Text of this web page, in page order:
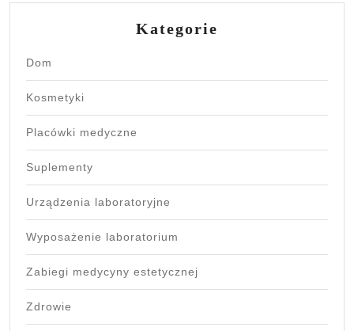
Kategorie
Dom
Kosmetyki
Placówki medyczne
Suplementy
Urządzenia laboratoryjne
Wyposażenie laboratorium
Zabiegi medycyny estetycznej
Zdrowie